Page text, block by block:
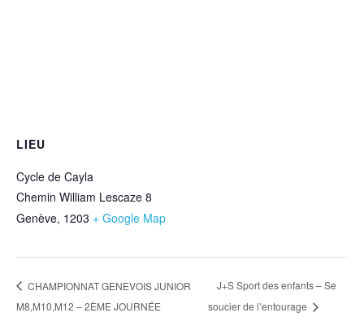
LIEU
Cycle de Cayla
Chemin William Lescaze 8
Genève, 1203 + Google Map
CHAMPIONNAT GENEVOIS JUNIOR
M8,M10,M12 – 2ÈME JOURNÉE
J+S Sport des enfants – Se
soucier de l’entourage